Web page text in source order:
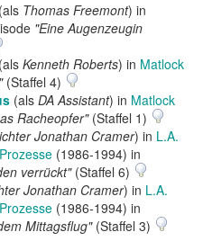
(als Thomas Freemont) in
"Eine Augenzeugin
(als Kenneth Roberts) in Matlock
(Staffel 4)
(als DA Assistant) in Matlock
Racheopfer"(Staffel 1)
Jonathan Cramer) in L.A.
(1986-1994) in
verrückt"(Staffel 6)
Jonathan Cramer) in L.A.
(1986-1994) in
Mittagsflug"(Staffel 3)